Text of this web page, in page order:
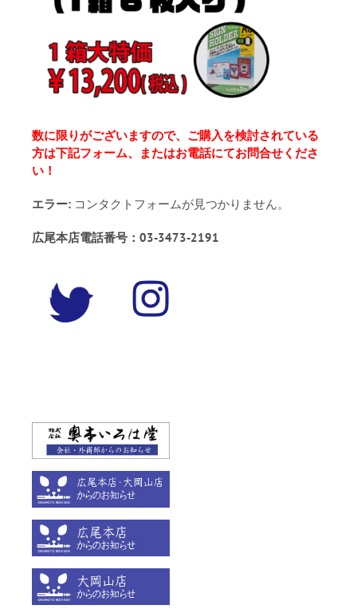
数に限りがございますので、ご購入を検討されている
方は下記フォーム、またはお電話にてお問合せくださ
い！
エラー: コンタクトフォームが見つかりません。
広尾本店電話番号：03-3473-2191